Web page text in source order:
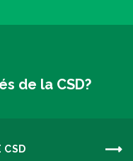
de la CSD?
CSD